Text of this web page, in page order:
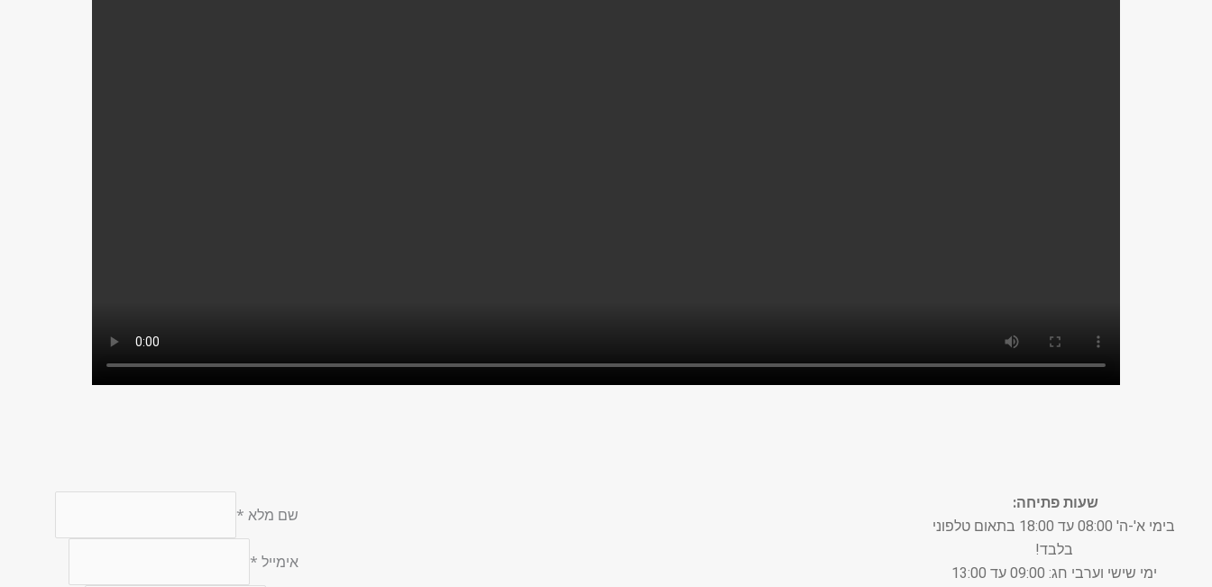
שעות פתיחה:
בימי א'-ה' 08:00 עד 18:00 בתאום טלפוני
בלבד!
ימי שישי וערבי חג: 09:00 עד 13:00
שם מלא *
גוף
אימייל *